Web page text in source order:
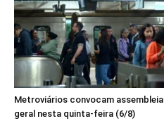
Metroviários convocam assembleia
geral nesta quinta-feira (6/8)